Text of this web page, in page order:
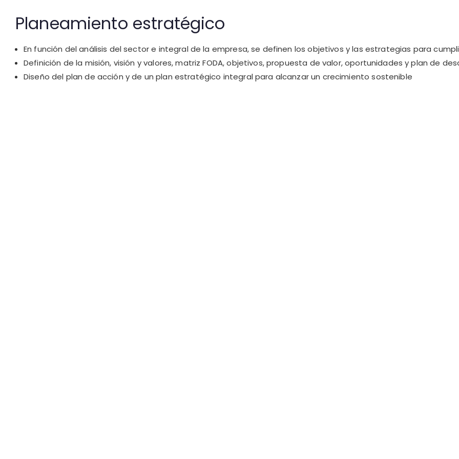
Planeamiento estratégico
En función del análisis del sector e integral de la empresa, se definen los objetivos y las estrategias para
Definición de la misión, visión y valores, matriz FODA, objetivos, propuesta de valor, oportunidades y plan de
Diseño del plan de acción y de un plan estratégico integral para alcanzar un crecimiento sostenible